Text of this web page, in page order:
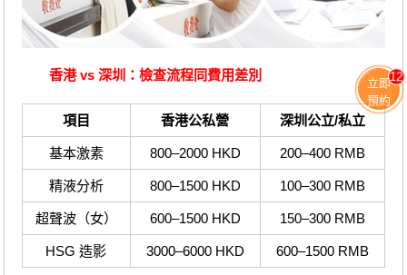
香港 vs 深圳：檢查流程同費用差別
項目 香港公私營 深圳公立/私立
基本激素 800–2000 HKD 200–400 RMB
精液分析 800–1500 HKD 100–300 RMB
超聲波（女） 600–1500 HKD 150–300 RMB
HSG 造影 3000–6000 HKD 600–1500 RMB
立即
預約
12